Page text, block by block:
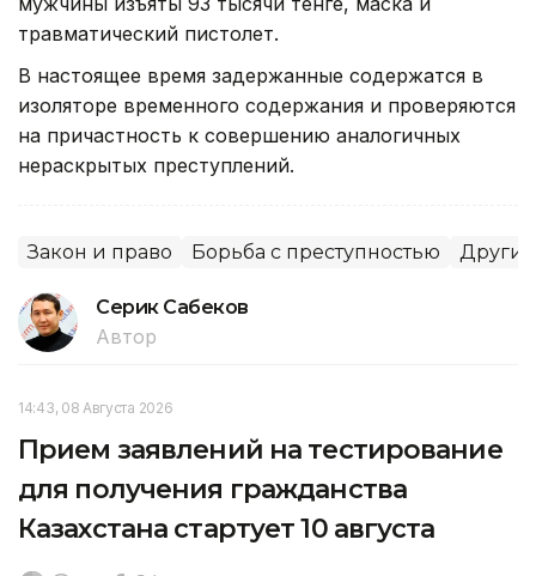
травматический пистолет.
В настоящее время задержанные содержатся в
изоляторе временного содержания и проверяются
на причастность к совершению аналогичных
нераскрытых преступлений.
Закон и право Борьба с преступностью
Серик Сабеков
Автор
14:43, 08 Августа 2026
Прием заявлений на тестирование
для получения гражданства
Казахстана стартует 10 августа